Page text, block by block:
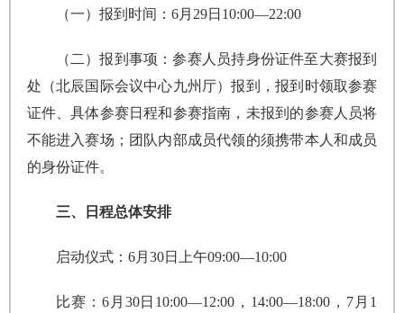
（一）报到时间：6月29日10:00—22:00
（二）报到事项：参赛人员持身份证件至大赛报到
处（北辰国际会议中心九州厅）报到，报到时领取参赛
证件、具体参赛日程和参赛指南，未报到的参赛人员将
不能进入赛场；团队内部成员代领的须携带本人和成员
的身份证件。
三、日程总体安排
启动仪式：6月30日上午09:00—10:00
比赛：6月30日10:00—12:00，14:00—18:00，7月1